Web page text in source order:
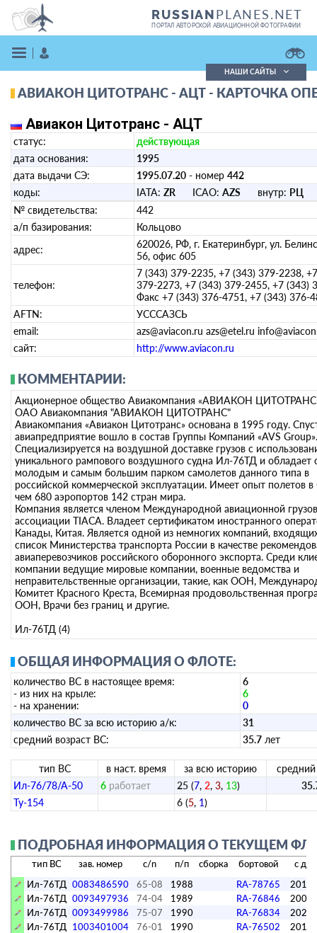
RUSSIANPLANES.NET
ПОРТАЛ АВТОРСКОЙ АВИАЦИОННОЙ ФОТОГРАФИИ
ВОЙТИ
ЗАРЕГИСТРИРОВАТЬСЯ
Поиск фотографий
Кратко
Подробно
НАШИ САЙТЫ
АВИАКОН ЦИТОТРАНС - АЦТ - КАРТОЧКА
Авиакон Цитотранс - АЦТ
статус:
действующая
дата основания:
1995
дата выдачи СЭ:
1995.07.20 - номер 442
коды:
IATA: ZR ICAO: AZS внутр: РЦ
№ свидетельства:
442
а/п базирования:
Кольцово
адрес:
620026, РФ, г. Екатеринбург, ул.
56, офис 605
телефон:
7 (343) 379-2235, +7 (343) 379-2238,
379-2273, +7 (343) 379-2455, +7 (343)
Факс +7 (343) 376-4751, +7 (343) 376-
AFTN:
УСССАЗСЬ
email:
azs@aviacon.ru azs@etel.ru
сайт:
http://www.aviacon.ru
КОММЕНТАРИИ:
Акционерное общество Авиакомпания «АВИАКОН
ОАО Авиакомпания "АВИАКОН ЦИТОТРАНС"
Авиакомпания «Авиакон Цитотранс» основана в 1995 году.
авиапредприятие вошло в состав Группы Компаний «AVS Group».
Специализируется на воздушной доставке грузов с
уникального рампового воздушного судна Ил-76ТД и
молодым и самым большим парком самолетов данного типа в
российской коммерческой эксплуатации. Имеет опыт полетов в
чем 680 аэропортов 142 стран мира.
Компания является членом Международной авиационной
ассоциации TIACA. Владеет сертификатом иностранного
Канады, Китая. Является одной из немногих компаний,
список Министерства транспорта России в качестве
авиаперевозчиков российского оборонного экспорта. Среди
компании ведущие мировые компании, военные ведомства и
неправительственные организации, такие, как ООН,
Комитет Красного Креста, Всемирная продовольственная
ООН, Врачи без границ и другие.
Ил-76ТД (4)
ОБЩАЯ ИНФОРМАЦИЯ О ФЛОТЕ:
количество ВС в настоящее время:
- из них на крыле:
- на хранении:
6
6
0
количество ВС за всю историю а/к:
31
средний возраст ВС:
35.7 лет
тип ВС в наст. время за всю историю
средний
Ил-76/78/А-50
6 работает 25 (7, 2, 3, 13)
Ту-154
6 (5, 1)
ПОДРОБНАЯ ИНФОРМАЦИЯ О ТЕКУЩЕМ
тип ВС зав. номер c/n п/п сборка бортовой
с
Ил-76ТД 0083486590 65-08 1988 RA-78765
Ил-76ТД 0093497936 74-04 1989 RA-76846
Ил-76ТД 0093499986 75-07 1990 RA-76834
Ил-76ТД
1003401004 76-01 1990 RA-76502
2011